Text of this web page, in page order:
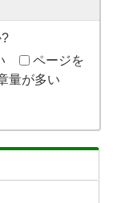
ページを
量が多い